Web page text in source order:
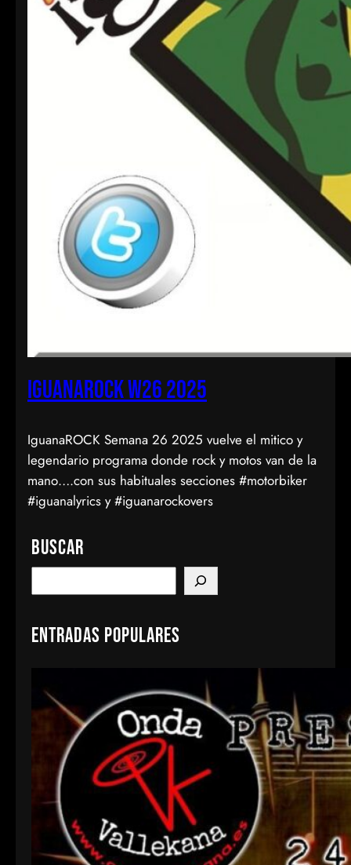
IguanarOCK W26 2025
IguanaROCK Semana 26 2025 vuelve el mitico y
legendario programa donde rock y motos van de la
mano….con sus habituales secciones #motorbiker
#iguanalyrics y #iguanarockovers
Buscar
e
r
Entradas populares